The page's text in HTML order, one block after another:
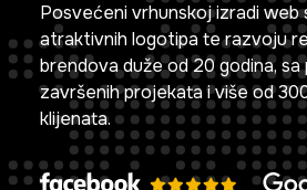
Posvećeni vrhunskoj izradi web
atraktivnih logotipa te razvoju
brendova duže od 20 godina,
završenih projekata i više od
klijenata.